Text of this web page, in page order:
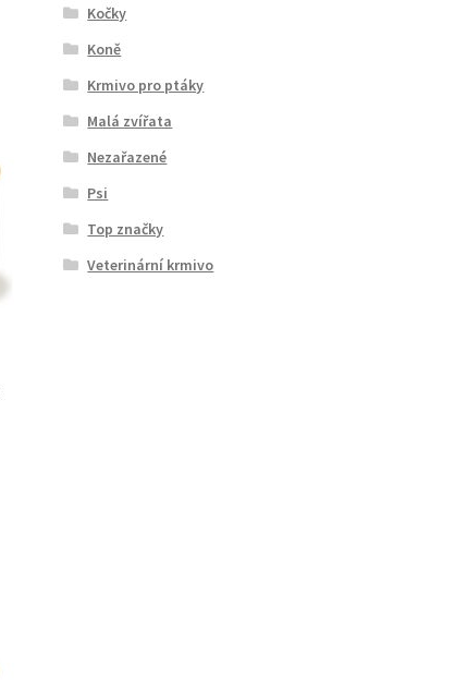
Kočky
Koně
Krmivo pro ptáky
Malá zvířata
Nezařazené
Psi
Top značky
Veterinární krmivo